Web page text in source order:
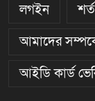
লগইন
আমাদের
আইডি কার্ড